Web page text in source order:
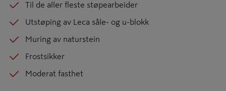
Til de aller fleste støpearbeider
Utstøping av Leca såle- og u-blokk
Muring av naturstein
Frostsikker
Moderat fasthet